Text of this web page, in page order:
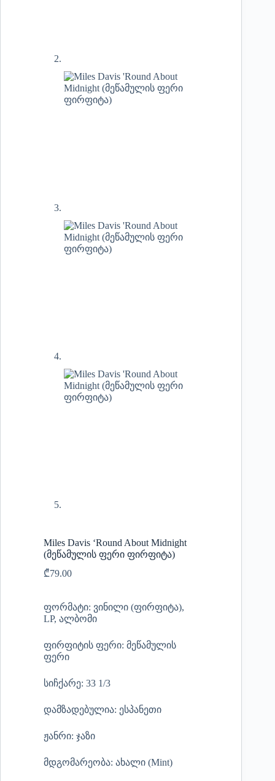
Miles Davis ‘Round About Midnight
(მეწამულის ფერი ფირფიტა)
₾79.00
ფორმატი: ვინილი (ფირფიტა),
LP, ალბომი
ფირფიტის ფერი: მეწამულის
ფერი
სიჩქარე: 33 1/3
დამზადებულია: ესპანეთი
ჟანრი: ჯაზი
მდგომარეობა: ახალი (Mint)